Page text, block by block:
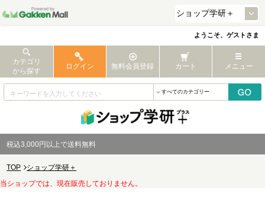
ようこそ、ゲストさま
カテゴリ
から探す
ログイン 無料会員登録 カート メニュー
税込3,000円以上で送料無料
TOP
ショップ学研＋
当ショップでは、現在販売しておりません。